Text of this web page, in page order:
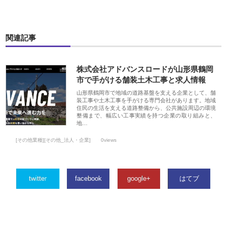
関連記事
株式会社アドバンスロードが山形県鶴岡
市で手がける舗装土木工事と求人情報
山形県鶴岡市で地域の道路基盤を支える企業として、舗
装工事や土木工事を手がける専門会社があります。地域
住民の生活を支える道路整備から、公共施設周辺の環境
整備まで、幅広い工事実績を持つ企業の取り組みと、
地…
[その他業種][その他_法人・企業] 0views
twitter facebook google+ はてブ